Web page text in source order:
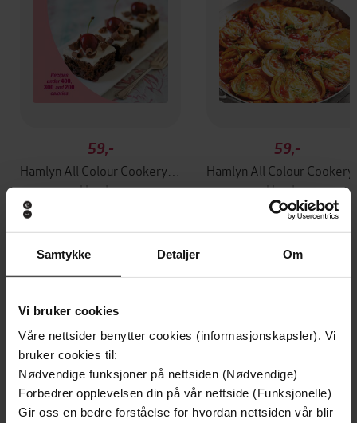
Samtykke Detaljer Om
Vi bruker cookies
Våre nettsider benytter cookies (informasjonskapsler). Vi
bruker cookies til:
Nødvendige funksjoner på nettsiden (Nødvendige)
Forbedrer opplevelsen din på vår nettside (Funksjonelle)
Gir oss en bedre forståelse for hvordan nettsiden vår blir
59,-
Hamlyn
59,-
Hamlyn
EBOK
Premium
Vinner av Rivertonprisen
Premium